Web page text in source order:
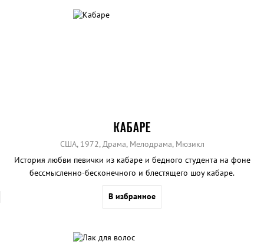
КАБАРЕ
США, 1972, Драма, Мелодрама, Мюзикл
История любви певички из кабаре и бедного студента на фоне
бессмысленно-бесконечного и блестящего шоу кабаре.
В избранное